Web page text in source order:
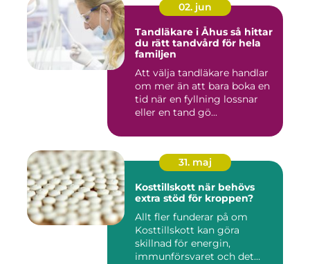
02. jun
Tandläkare i Åhus så hittar
du rätt tandvård för hela
familjen
Att välja tandläkare handlar
om mer än att bara boka en
tid när en fyllning lossnar
eller en tand gö...
31. maj
Kosttillskott när behövs
extra stöd för kroppen?
Allt fler funderar på om
Kosttillskott kan göra
skillnad för energin,
immunförsvaret och det